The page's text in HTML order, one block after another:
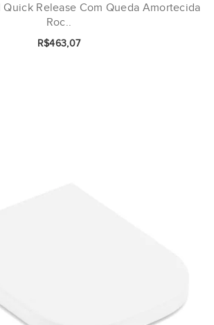
Release Com Queda Amortecida
Roc..
R$463,07